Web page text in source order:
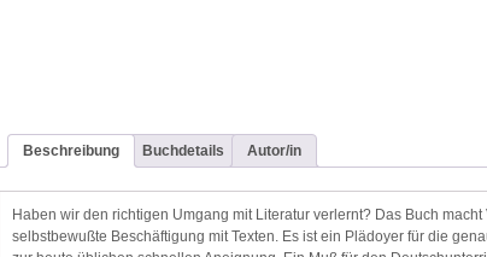
Beschreibung Buchdetails Autor/in
Haben wir den richtigen Umgang mit Literatur verlernt? Das Buch
selbstbewußte Beschäftigung mit Texten. Es ist ein Plädoyer für die